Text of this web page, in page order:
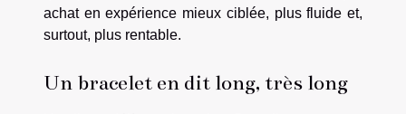
achat en expérience mieux ciblée, plus fluide et,
surtout, plus rentable.
Un bracelet en dit long, très long